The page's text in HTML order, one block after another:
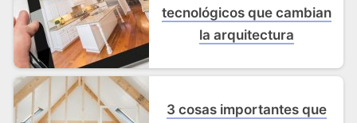
tecnológicos que cambian
la arquitectura
3 cosas importantes que